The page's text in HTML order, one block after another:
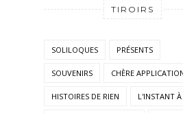
TIROIRS
SOLILOQUES PRÉSENTS
SOUVENIRS CHÈRE
HISTOIRES DE RIEN L'INSTANT